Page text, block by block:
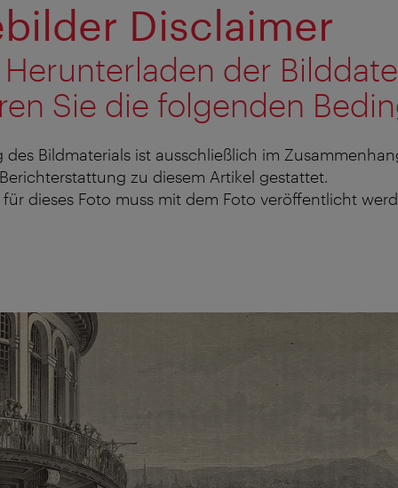
Disclaimer
der
Sie die folgenden
des Bildmaterials ist ausschließlich im
zu diesem Artikel gestattet.
dieses Foto muss mit dem Foto veröffentlicht